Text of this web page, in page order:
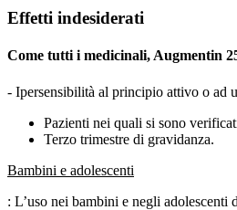
Effetti indesiderati
Come tutti i medicinali, Augmentin
- Ipersensibilità al principio attivo o ad
Pazienti nei quali si sono
Terzo trimestre di gravidanza.
Bambini e adolescenti
: L’uso nei bambini e negli